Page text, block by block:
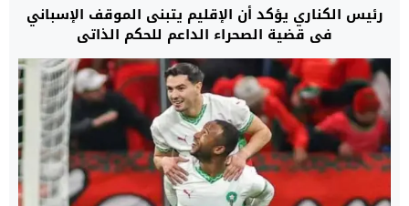
رئيس الكناري يؤكد أن الإقليم يتبنى الموقف الإسباني
في قضية الصحراء الداعم للحكم الذاتي